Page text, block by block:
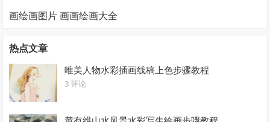
画绘画图片 画画绘画大全
热点文章
唯美人物水彩插画线稿上色步骤教程
3 评论